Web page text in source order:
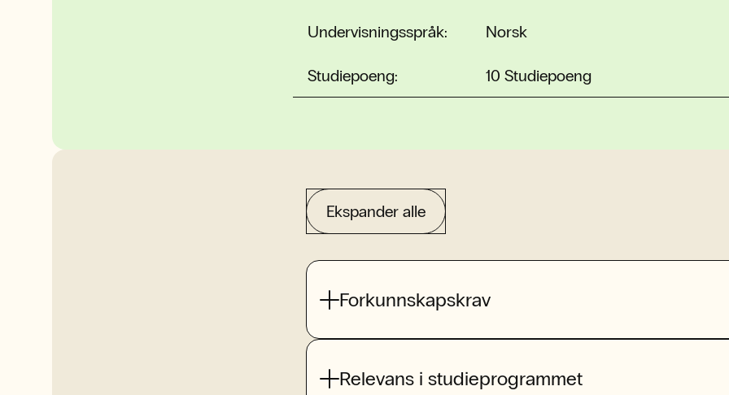
Undervisningsspråk: Norsk
Studiepoeng: 10 Studiepoeng
Ekspander alle
Forkunnskapskrav
Relevans i studieprogrammet